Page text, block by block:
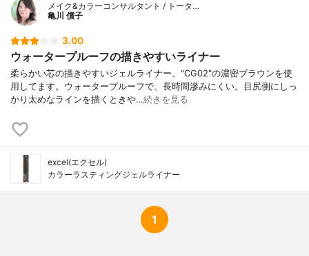
メイク&カラーコンサルタント / トータ…
亀川 償子
3.00
ウォータープルーフの描きやすいライナー
柔らかい芯の描きやすいジェルライナー。"CG02"の濃密ブラウンを使
用してます。ウォータープルーフで、長時間滲みにくい。目尻側にしっ
かり太めなラインを描くときや…続きを見る
excel(エクセル)
カラーラスティングジェルライナー
1